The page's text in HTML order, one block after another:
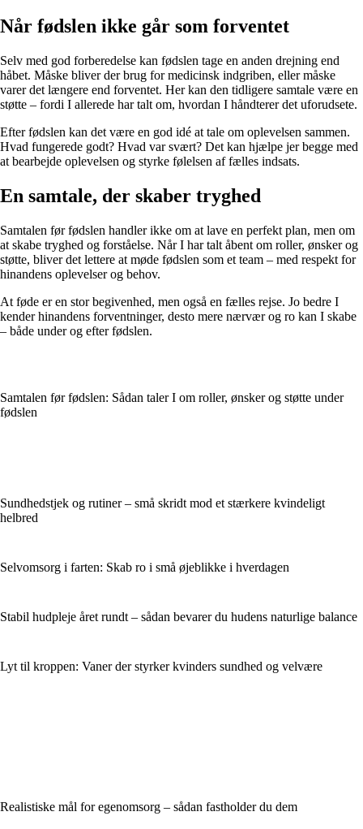
Når fødslen ikke går som forventet
Selv med god forberedelse kan fødslen tage en anden drejning end
håbet. Måske bliver der brug for medicinsk indgriben, eller måske
varer det længere end forventet. Her kan den tidligere samtale være en
støtte – fordi I allerede har talt om, hvordan I håndterer det uforudsete.
Efter fødslen kan det være en god idé at tale om oplevelsen sammen.
Hvad fungerede godt? Hvad var svært? Det kan hjælpe jer begge med
at bearbejde oplevelsen og styrke følelsen af fælles indsats.
En samtale, der skaber tryghed
Samtalen før fødslen handler ikke om at lave en perfekt plan, men om
at skabe tryghed og forståelse. Når I har talt åbent om roller, ønsker og
støtte, bliver det lettere at møde fødslen som et team – med respekt for
hinandens oplevelser og behov.
At føde er en stor begivenhed, men også en fælles rejse. Jo bedre I
kender hinandens forventninger, desto mere nærvær og ro kan I skabe
– både under og efter fødslen.
Samtalen før fødslen: Sådan taler I om roller, ønsker og støtte under
fødslen
Sundhedstjek og rutiner – små skridt mod et stærkere kvindeligt
helbred
Selvomsorg i farten: Skab ro i små øjeblikke i hverdagen
Stabil hudpleje året rundt – sådan bevarer du hudens naturlige balance
Lyt til kroppen: Vaner der styrker kvinders sundhed og velvære
Realistiske mål for egenomsorg – sådan fastholder du dem